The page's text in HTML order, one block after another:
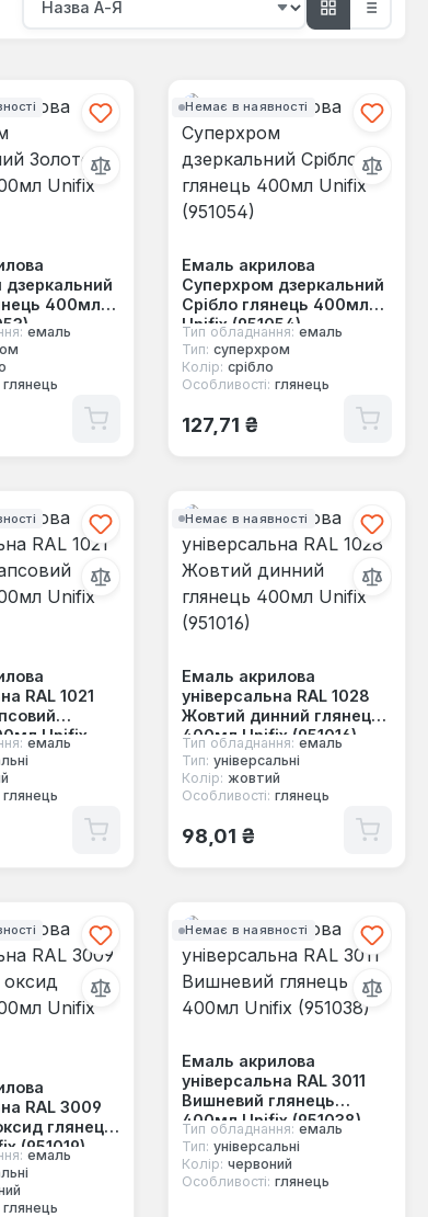
400мл
емаль
глянець
Немає в наявності
Емаль акрилова
Суперхром дзеркальний
Срібло глянець 400мл
Unifix (951054)
Тип обладнання: емаль
Тип: суперхром
Колір: срібло
Особливості: глянець
Звичайна ціна:
127,71 ₴
RAL 1021
Unifix
емаль
глянець
Немає в наявності
Емаль акрилова
універсальна RAL 1028
Жовтий динний глянець
400мл Unifix (951016)
Тип обладнання: емаль
Тип: універсальні
Колір: жовтий
Особливості: глянець
Звичайна ціна:
98,01 ₴
RAL 3009
глянець
(951019)
емаль
глянець
Немає в наявності
Емаль акрилова
універсальна RAL 3011
Вишневий глянець
400мл Unifix (951038)
Тип обладнання: емаль
Тип: універсальні
Колір: червоний
Особливості: глянець